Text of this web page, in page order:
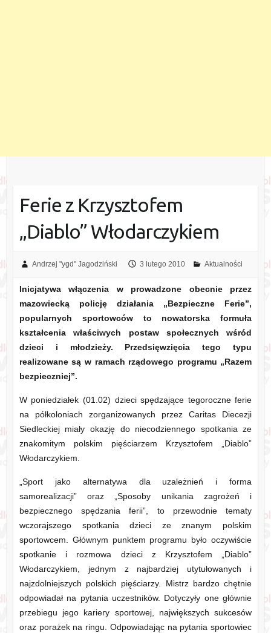
Ferie z Krzysztofem
„Diablo” Włodarczykiem
Andrzej "ygd" Jagodziński 3 lutego 2010 Aktualności
Inicjatywa włączenia w prowadzone obecnie przez
mazowiecką policję działania „Bezpieczne Ferie”,
popularnych sportowców to nowatorska formuła
kształcenia właściwych postaw społecznych wśród
dzieci i młodzieży. Przedsięwzięcia tego typu
realizowane są w ramach rządowego programu „Razem
bezpieczniej”.
W poniedziałek (01.02) dzieci spędzające tegoroczne ferie
na półkoloniach zorganizowanych przez Caritas Diecezji
Siedleckiej miały okazję do niecodziennego spotkania ze
znakomitym polskim pięściarzem Krzysztofem „Diablo”
Włodarczykiem.
„Sport jako alternatywa dla uzależnień i forma
samorealizacji” oraz „Sposoby unikania zagrożeń i
bezpiecznego spędzania ferii”, to przewodnie tematy
wczorajszego spotkania dzieci ze znanym polskim
sportowcem. Głównym punktem programu było oczywiście
spotkanie i rozmowa dzieci z Krzysztofem „Diablo”
Włodarczykiem, jednym z najbardziej utytułowanych i
najzdolniejszych polskich pięściarzy. Mistrz bardzo chętnie
odpowiadał na pytania uczestników. Dotyczyły one głównie
przebiegu jego kariery sportowej, największych sukcesów
oraz porażek na ringu. Odpowiadając na pytania sportowiec